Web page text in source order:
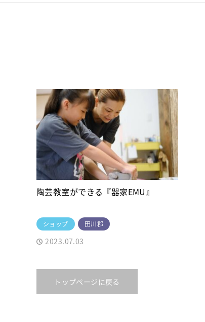
陶芸教室ができる『器家EMU』
ショップ 田川郡
2023.07.03
トップページに戻る